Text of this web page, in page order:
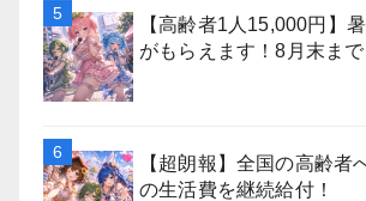
【高齢者1人15,000円】
がもらえます！8月末まで
【超朗報】全国の高齢者
の生活費を継続給付！